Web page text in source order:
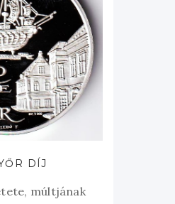
DÍJ
múltjának